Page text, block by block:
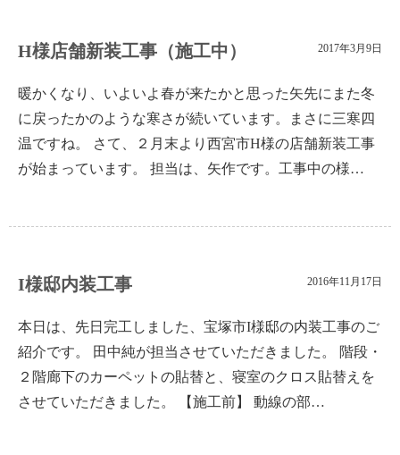
H様店舗新装工事（施工中） 2017年3月9日
暖かくなり、いよいよ春が来たかと思った矢先にまた冬
に戻ったかのような寒さが続いています。まさに三寒四
温ですね。 さて、２月末より西宮市H様の店舗新装工事
が始まっています。 担当は、矢作です。工事中の様…
I様邸内装工事 2016年11月17日
本日は、先日完工しました、宝塚市I様邸の内装工事のご
紹介です。 田中純が担当させていただきました。 階段・
２階廊下のカーペットの貼替と、寝室のクロス貼替えを
させていただきました。 【施工前】 動線の部…